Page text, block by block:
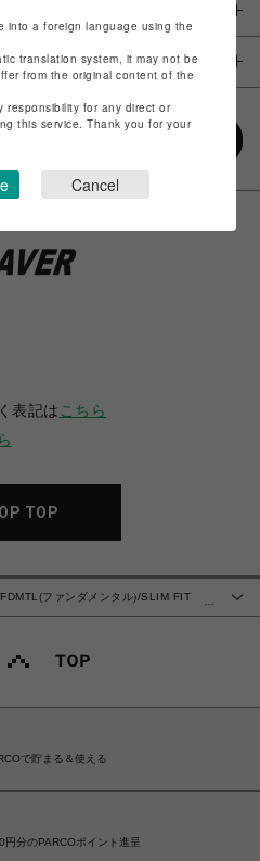
表記は こちら
TOP
FDMTL(ファンダメンタル)/SLIM FIT
で貯まる＆使える
分のPARCOポイント進呈
into a foreign language using the
translation system, it may not be
from the original content of the
responsibility for any direct or
this service. Thank you for your
Cancel